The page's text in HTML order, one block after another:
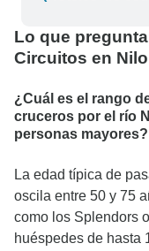
de buena
contratiempo
cuanto a
alojamiento era
Hurghada fue
vista de la
incluido". Las
desde el punto
merecieron la
vehículos y los
Lo que
Circuitos en
¿Cuál es el rango
cruceros por el río
personas mayores?
La edad típica de
oscila entre 50 y 75
como los Splendors
huéspedes de hasta